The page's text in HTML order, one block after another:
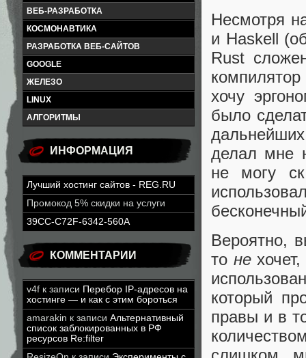
ВЕБ-РАЗРАБОТКА
КОСМОНАВТИКА
РАЗРАБОТКА ВЕБ-САЙТОВ
GOOGLE
ЖЕЛЕЗО
LINUX
АЛГОРИТМЫ
ИНФОРМАЦИЯ
Лучший хостинг сайтов - REG.RU
Промокод 5% скидки на услуги
39CC-C72F-6342-560A
КОММЕНТАРИИ
v4f к записи Перебор IP-адресов на
хостинге — и как с этим бороться
amarakin к записи Альтернативный
список заблокированных в РФ
ресурсов Re:filter
Несмотря
и Haskell
Rust
хочу
было
делал мне
не могу
Вероятно,
то не
который
правы и в